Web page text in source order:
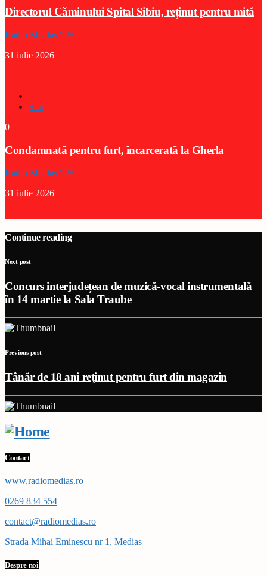
Directorul Căminului Spital Sibiu, reținut pentru mită
Radio Medias 725
31 iulie 2026
Stiri
0
Condamnată pentru furt, încarcerată la Gherla
Radio Medias 725
31 iulie 2026
Continue reading
Next post
Concurs interjudețean de muzică-vocal instrumentală
în 14 martie la Sala Traube
Previous post
Tânăr de 18 ani reţinut pentru furt din magazin
Contact
www,radiomedias.ro
0269 834 554
contact@radiomedias.ro
Strada Mihai Eminescu nr 1, Medias
Despre noi